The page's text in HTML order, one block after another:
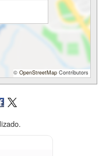
© OpenStreetMap Contributors